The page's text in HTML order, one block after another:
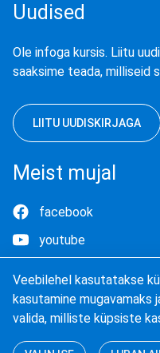
Veebilehel kasutatakse
kasutamine mugavamaks
valida, milliste küpsiste
Uudised
Ole infoga kursis. Liitu
saaksime teada, milliseid
LIITU UUDISKIRJAGA
Meist mujal
facebook
youtube
Küpsised